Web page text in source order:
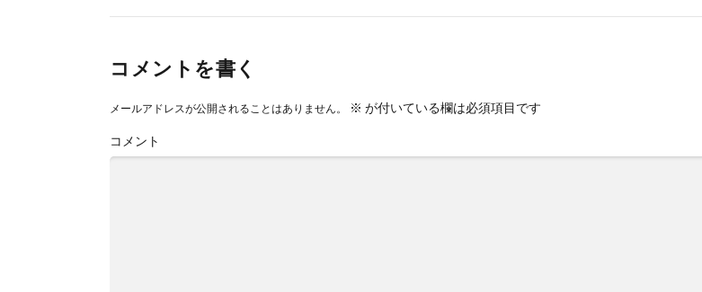
コメントを書く
メールアドレスが公開されることはありません。 ※ が付いている欄は必須項目です
コメント